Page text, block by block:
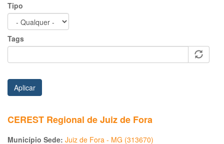
Tipo
Tags
Aplicar
CEREST Regional de Juiz de Fora
Município Sede: Juiz de Fora - MG (313670)